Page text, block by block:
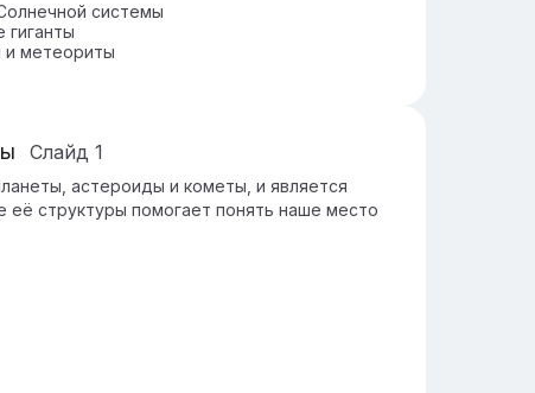
системы
гиганты
и метеориты
Слайд 1
астероиды и кометы, и является
структуры помогает понять наше место